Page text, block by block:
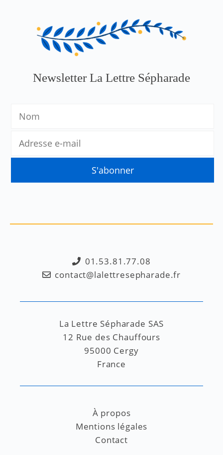
Newsletter La Lettre Sépharade
01.53.81.77.08
contact@lalettresepharade.fr
La Lettre Sépharade SAS
12 Rue des Chauffours
95000 Cergy
France
À propos
Mentions légales
Contact